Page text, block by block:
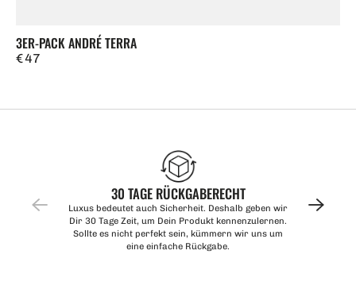
3ER-PACK ANDRÉ TERRA
Regulärer
€ 47
30 TAGE RÜCKGABERECHT
Luxus bedeutet auch Sicherheit. Deshalb geben wir
Dir 30 Tage Zeit, um Dein Produkt kennenzulernen.
Sollte es nicht perfekt sein, kümmern wir uns um
eine einfache Rückgabe.